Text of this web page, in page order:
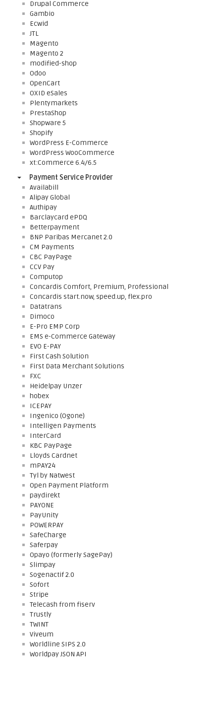
Drupal Commerce
Gambio
Ecwid
JTL
Magento
Magento 2
modified-shop
Odoo
OpenCart
OXID eSales
Plentymarkets
PrestaShop
Shopware 5
Shopify
WordPress E-Commerce
WordPress WooCommerce
xt:Commerce 6.4/6.5
Payment Service Provider
Availabill
Alipay Global
Authipay
Barclaycard ePDQ
Betterpayment
BNP Paribas Mercanet 2.0
CM Payments
CBC PayPage
CCV Pay
Computop
Concardis Comfort, Premium, Professional
Concardis start.now, speed.up, flex.pro
Datatrans
Dimoco
E-Pro EMP Corp
EMS e-Commerce Gateway
EVO E-PAY
First Cash Solution
First Data Merchant Solutions
FXC
Heidelpay Unzer
hobex
ICEPAY
Ingenico (Ogone)
Intelligen Payments
InterCard
KBC PayPage
Lloyds Cardnet
mPAY24
Tyl by Natwest
Open Payment Platform
paydirekt
PAYONE
PayUnity
POWERPAY
SafeCharge
Saferpay
Opayo (formerly SagePay)
Slimpay
Sogenactif 2.0
Sofort
Stripe
Telecash from fiserv
Trustly
TWINT
Viveum
Worldline SIPS 2.0
Worldpay JSON API